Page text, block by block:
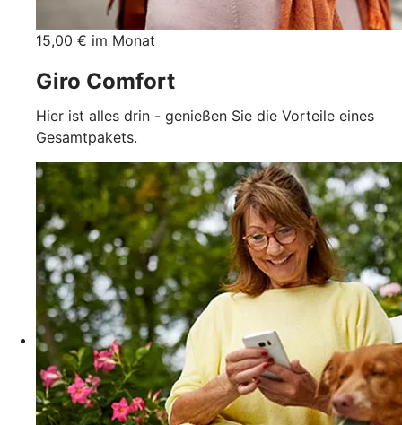
15,00 € im Monat
Giro Comfort
Hier ist alles drin - genießen Sie die Vorteile eines
Gesamtpakets.